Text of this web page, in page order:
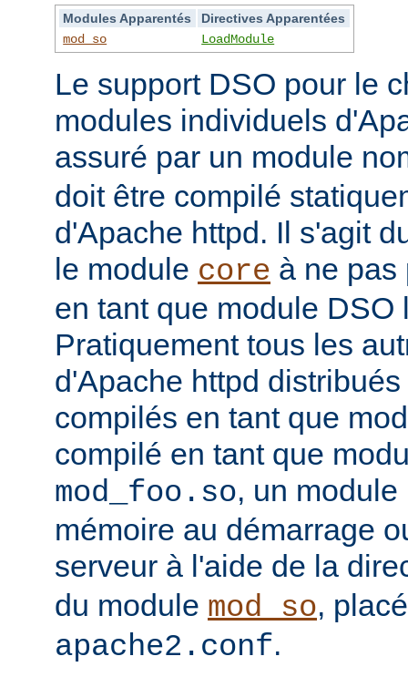
Modules Apparentés
Directives Apparentées
mod_so
LoadModule
Le support DSO pour le
modules individuels
assuré par un module
doit être compilé
d'Apache httpd. Il s'agit
le module core à ne pas
en tant que module DSO
Pratiquement tous les
d'Apache httpd
compilés en tant que
compilé en tant que
mod_foo.so, un
mémoire au démarrage
serveur à l'aide de la
du module mod_so,
apache2.conf.